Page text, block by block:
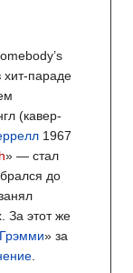
хит-параде
(кавер-
1967
» — стал
до
За этот же
Грэмми» за